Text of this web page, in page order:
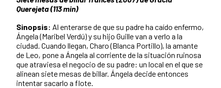
Querejeta (113 min)
Sinopsis: Al enterarse de que su padre ha caído enfermo,
Ángela (Maribel Verdú) y su hijo Guille van a verlo a la
ciudad. Cuando llegan, Charo (Blanca Portillo), la amante
de Leo, pone a Ángela al corriente de la situación ruinosa
que atraviesa el negocio de su padre: un local en el que se
alinean siete mesas de billar. Ángela decide entonces
intentar sacarlo a flote.